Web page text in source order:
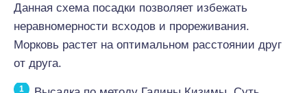
Данная схема посадки позволяет избежать
неравномерности всходов и прореживания.
Морковь растет на оптимальном расстоянии друг
от друга.